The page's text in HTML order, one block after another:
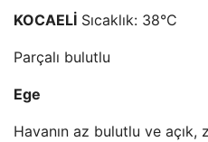
KOCAELİ Sıcaklık: 38°C
Parçalı bulutlu
Ege
Havanın az bulutlu ve